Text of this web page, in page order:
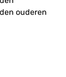
ouderen